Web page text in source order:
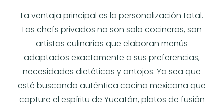
La ventaja principal es la personalización total.
Los chefs privados no son solo cocineros, son
artistas culinarios que elaboran menús
adaptados exactamente a sus preferencias,
necesidades dietéticas y antojos. Ya sea que
esté buscando auténtica cocina mexicana que
capture el espíritu de Yucatán, platos de fusión